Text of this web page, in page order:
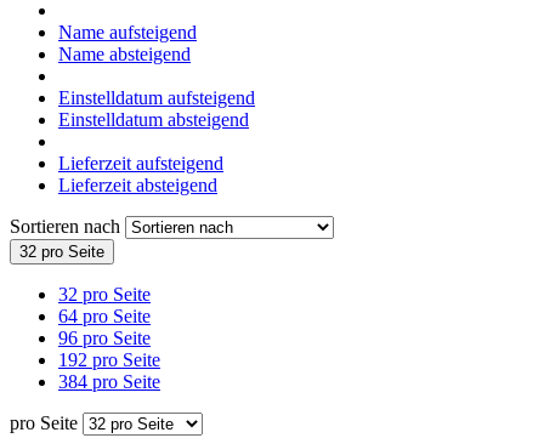
Name aufsteigend
Name absteigend
Einstelldatum aufsteigend
Einstelldatum absteigend
Lieferzeit aufsteigend
Lieferzeit absteigend
Sortieren nach
32 pro Seite
32 pro Seite
64 pro Seite
96 pro Seite
192 pro Seite
384 pro Seite
pro Seite